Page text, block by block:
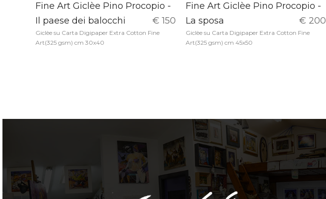
Fine Art Giclèe Pino Procopio -
Il paese dei balocchi
€ 150
Giclèe su Carta Digipaper Extra Cotton Fine
Art(325 gsm) cm 30x40
Fine Art Giclèe Pino Procopio -
La sposa
€ 200
Giclèe su Carta Digipaper Extra Cotton Fine
Art(325 gsm) cm 45x50